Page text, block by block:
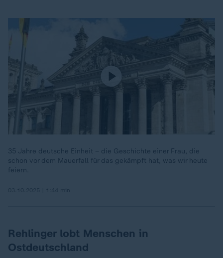
35 Jahre deutsche Einheit – die Geschichte einer Frau, die
schon vor dem Mauerfall für das gekämpft hat, was wir heute
feiern.
Rehlinger lobt Menschen in
Ostdeutschland